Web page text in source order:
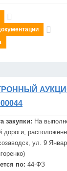
закупки: На
дороги,
заводск, ул. 9
по: 44-ФЗ